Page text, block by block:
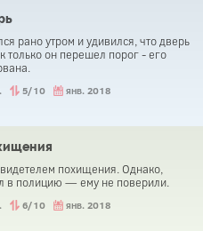
рано утром и удивился, что дверь
только он перешел порог - его
5/10 янв. 2018
похищения. Однако,
в полицию — ему не поверили.
6/10 янв. 2018